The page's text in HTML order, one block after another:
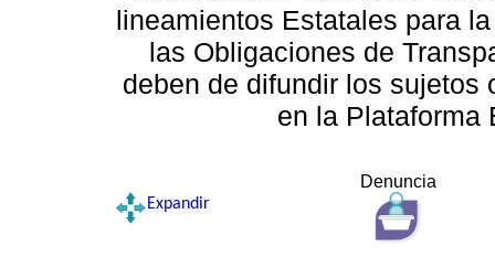
lineamientos Estatales para
las Obligaciones de
deben de difundir los sujetos
en la Plataforma
Denuncia
Expandir